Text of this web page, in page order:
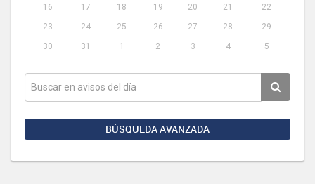
16
17 18 19 20 21
22
23
24 25 26 27 28
29
30
31 1 2 3 4 5
BÚSQUEDA AVANZADA